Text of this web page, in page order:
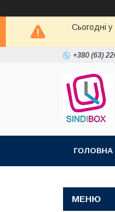
Сьогодні
+380 (63)
ГОЛОВНА